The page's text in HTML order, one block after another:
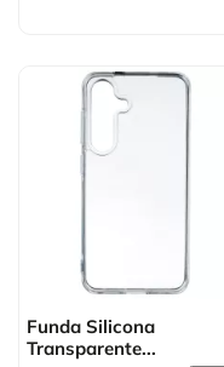
Funda Silicona
Transparente...